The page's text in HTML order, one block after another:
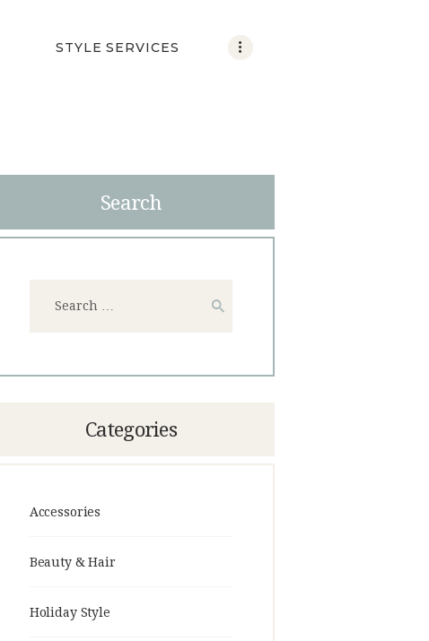
STYLE SERVICES
Search
Categories
Accessories
Beauty & Hair
Holiday Style